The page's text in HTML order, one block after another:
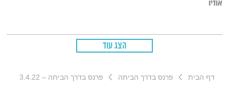
אודיו
הצג עוד
דף הבית פרנס בדרך הביתה פרנס בדרך הביתה – 3.4.22